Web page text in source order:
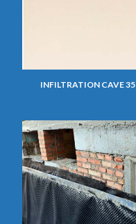
INFILTRATION CAVE 35